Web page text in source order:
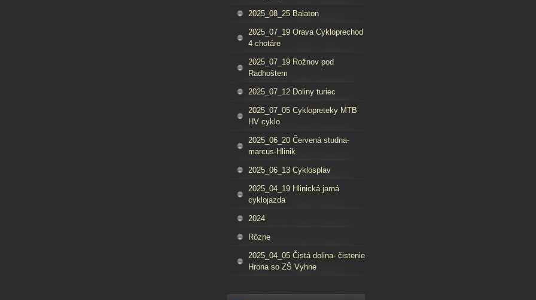
2025_08_25 Balaton
2025_07_19 Orava Cykloprechod
4 chotáre
2025_07_19 Rožnov pod
Radhoštem
2025_07_12 Doliny turiec
2025_07_05 Cyklopreteky MTB
HV cyklo
2025_06_20 Červená studna-
marcus-Hlinik
2025_06_13 Cyklosplav
2025_04_19 Hlinická jarná
cyklojazda
2024
Rôzne
2025_04_05 Čistá dolina- čistenie
Hrona so ZŠ Vyhne